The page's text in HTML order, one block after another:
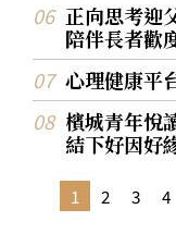
正向思考迎
陪伴長者歡
心理健康
檳城青年悅
結下好因好
1 2 3 4